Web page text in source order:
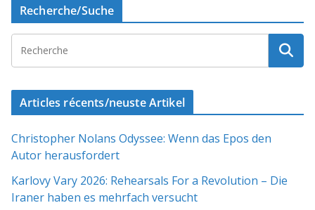
Recherche/Suche
Articles récents/neuste Artikel
Christopher Nolans Odyssee: Wenn das Epos den
Autor herausfordert
Karlovy Vary 2026: Rehearsals For a Revolution – Die
Iraner haben es mehrfach versucht